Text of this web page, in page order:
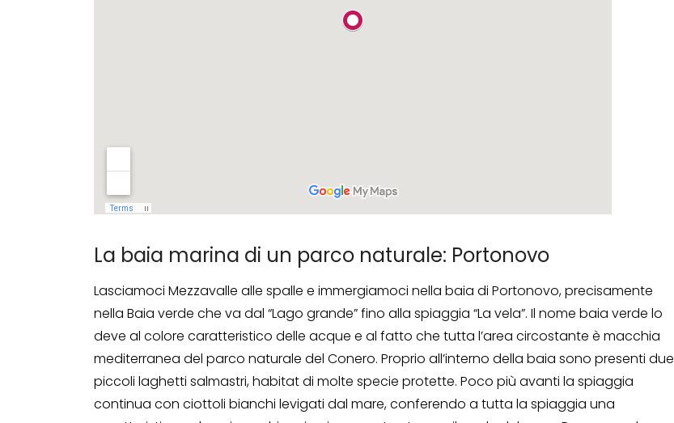
La baia marina di un parco naturale: Portonovo
Lasciamoci Mezzavalle alle spalle e immergiamoci nella baia di Portonovo, precisamente
nella Baia verde che va dal “Lago grande” fino alla spiaggia “La vela”. Il nome baia verde lo
deve al colore caratteristico delle acque e al fatto che tutta l’area circostante è macchia
mediterranea del parco naturale del Conero. Proprio all’interno della baia sono presenti due
piccoli laghetti salmastri, habitat di molte specie protette. Poco più avanti la spiaggia
continua con ciottoli bianchi levigati dal mare, conferendo a tutta la spiaggia una